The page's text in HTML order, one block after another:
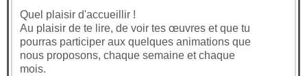
Quel plaisir d'accueillir !
Au plaisir de te lire, de voir tes œuvres et que tu
pourras participer aux quelques animations que
nous proposons, chaque semaine et chaque
mois.